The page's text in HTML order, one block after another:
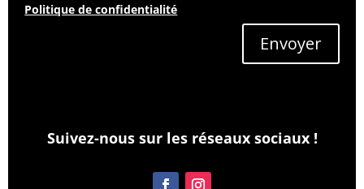
Politique de confidentialité
Envoyer
Suivez-nous sur les réseaux sociaux !